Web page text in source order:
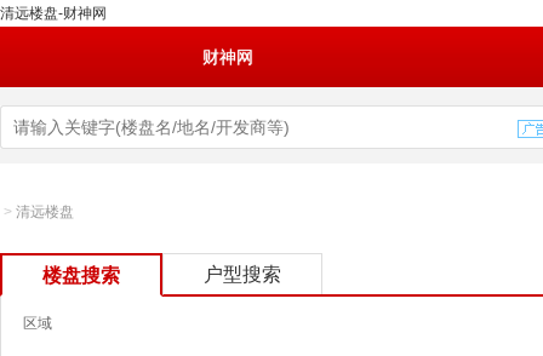
清远楼盘-财神网
财神网
> 清远楼盘
楼盘搜索 户型搜索
区域